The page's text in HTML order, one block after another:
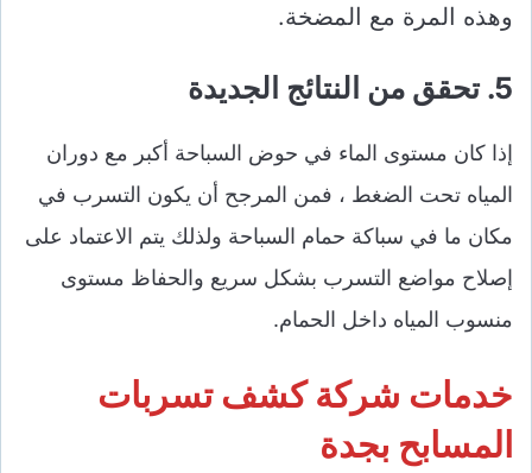
وهذه المرة مع المضخة.
5. تحقق من النتائج الجديدة
إذا كان مستوى الماء في حوض السباحة أكبر مع دوران
المياه تحت الضغط ، فمن المرجح أن يكون التسرب في
مكان ما في سباكة حمام السباحة ولذلك يتم الاعتماد على
إصلاح مواضع التسرب بشكل سريع والحفاظ مستوى
منسوب المياه داخل الحمام.
خدمات شركة كشف تسربات
المسابح بجدة